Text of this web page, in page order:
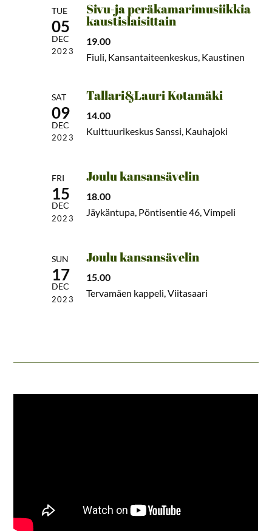
TUE
05
DEC
2023
Sivu-ja peräkamarimusiikkia
kaustislaisittain
19.00
Fiuli, Kansantaiteenkeskus, Kaustinen
SAT
09
DEC
2023
Tallari&Lauri Kotamäki
14.00
Kulttuurikeskus Sanssi, Kauhajoki
FRI
15
DEC
2023
Joulu kansansävelin
18.00
Jäykäntupa, Pöntisentie 46, Vimpeli
SUN
17
DEC
2023
Joulu kansansävelin
15.00
Tervamäen kappeli, Viitasaari